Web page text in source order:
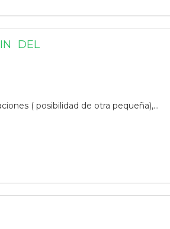
DEL
( posibilidad de otra pequeña),...